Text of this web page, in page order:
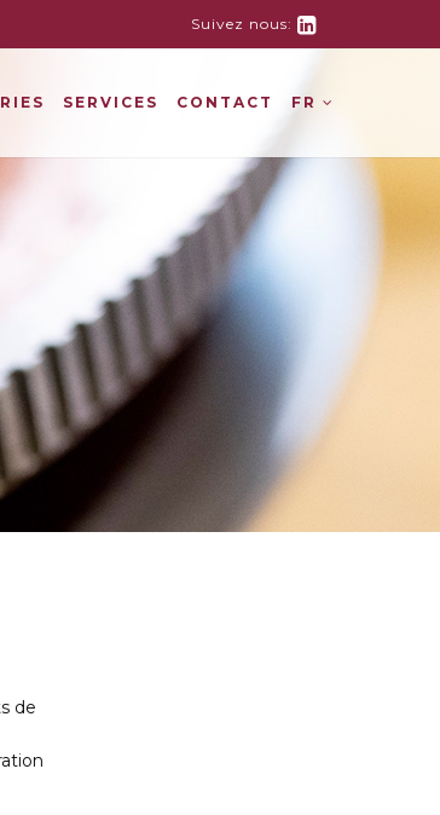
Suivez nous:
SERVICES CONTACT FR